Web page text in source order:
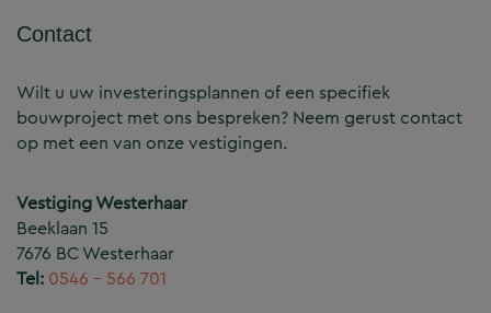
Contact
Wilt u uw investeringsplannen of een specifiek
bouwproject met ons bespreken? Neem gerust contact
op met een van onze vestigingen.
Vestiging Westerhaar
Beeklaan 15
7676 BC Westerhaar
Tel: 0546 – 566 701